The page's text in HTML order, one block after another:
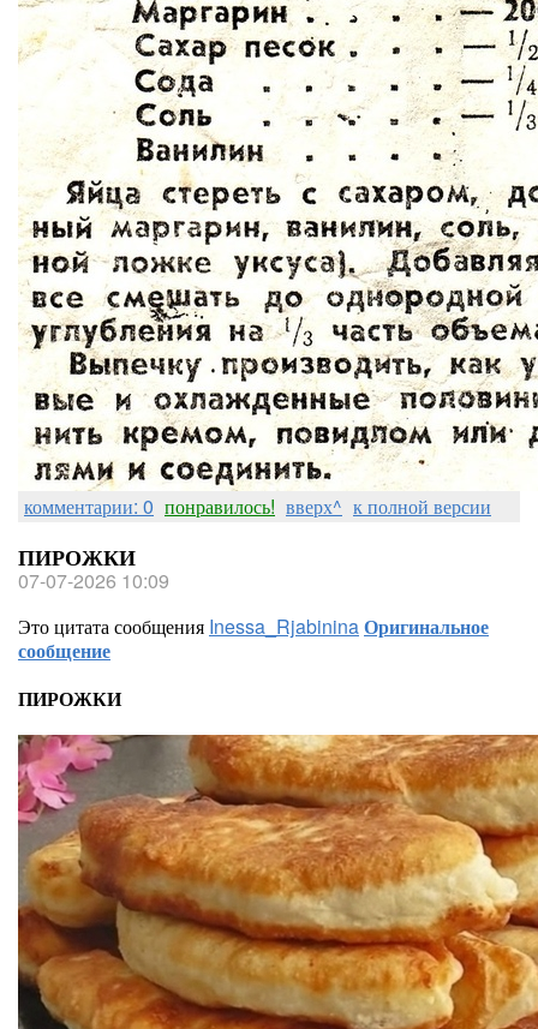
комментарии: 0 понравилось! вверх^ к полной версии
ПИРОЖКИ
07-07-2026 10:09
Это цитата сообщения Inessa_RjabininaОригинальное
сообщение
ПИРОЖКИ